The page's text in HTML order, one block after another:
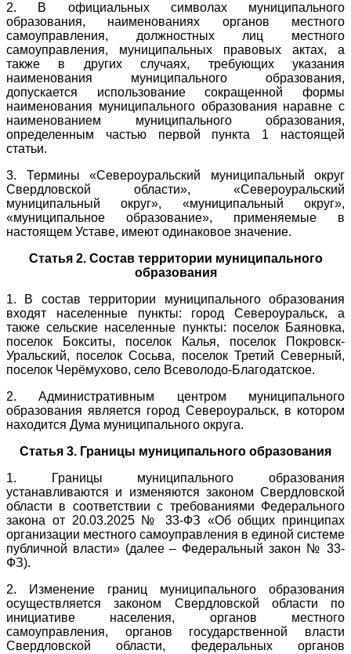
2. В официальных символах муниципального
образования, наименованиях органов местного
самоуправления, должностных лиц местного
самоуправления, муниципальных правовых актах, а
также в других случаях, требующих указания
наименования муниципального образования,
допускается использование сокращенной формы
наименования муниципального образования наравне с
наименованием муниципального образования,
определенным частью первой пункта 1 настоящей
статьи.
3. Термины «Североуральский муниципальный округ
Свердловской области», «Североуральский
муниципальный округ», «муниципальный округ»,
«муниципальное образование», применяемые в
настоящем Уставе, имеют одинаковое значение.
Статья 2. Состав территории муниципального
образования
1. В состав территории муниципального образования
входят населенные пункты: город Североуральск, а
также сельские населенные пункты: поселок Баяновка,
поселок Бокситы, поселок Калья, поселок Покровск-
Уральский, поселок Сосьва, поселок Третий Северный,
поселок Черёмухово, село Всеволодо-Благодатское.
2. Административным центром муниципального
образования является город Североуральск, в котором
находится Дума муниципального округа.
Статья 3. Границы муниципального образования
1. Границы муниципального образования
устанавливаются и изменяются законом Свердловской
области в соответствии с требованиями Федерального
закона от 20.03.2025 № 33-ФЗ «Об общих принципах
организации местного самоуправления в единой системе
публичной власти» (далее – Федеральный закон № 33-
ФЗ).
2. Изменение границ муниципального образования
осуществляется законом Свердловской области по
инициативе населения, органов местного
самоуправления, органов государственной власти
Свердловской области, федеральных органов